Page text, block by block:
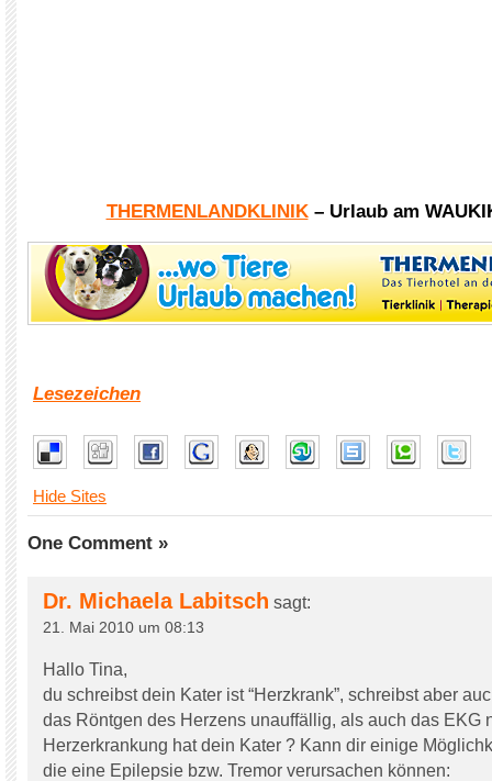
THERMENLANDKLINIK– Urlaub am
Lesezeichen
Hide Sites
One Comment »
Dr. Michaela Labitsch sagt:
21. Mai 2010 um 08:13
Hallo Tina,
du schreibst dein Kater ist “Herzkrank”, schreibst aber
das Röntgen des Herzens unauffällig, als auch das EKG
Herzerkrankung hat dein Kater ? Kann dir einige
die eine Epilepsie bzw. Tremor verursachen können: